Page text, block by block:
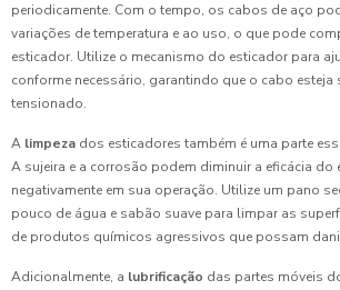
periodicamente. Com o tempo, os cabos de aço
variações de temperatura e ao uso, o que pode
esticador. Utilize o mecanismo do esticador para
conforme necessário, garantindo que o cabo esteja
tensionado.
A limpeza dos esticadores também é uma parte
A sujeira e a corrosão podem diminuir a eficácia do
negativamente em sua operação. Utilize um pano
pouco de água e sabão suave para limpar as
de produtos químicos agressivos que possam
Adicionalmente, a lubrificação das partes móveis